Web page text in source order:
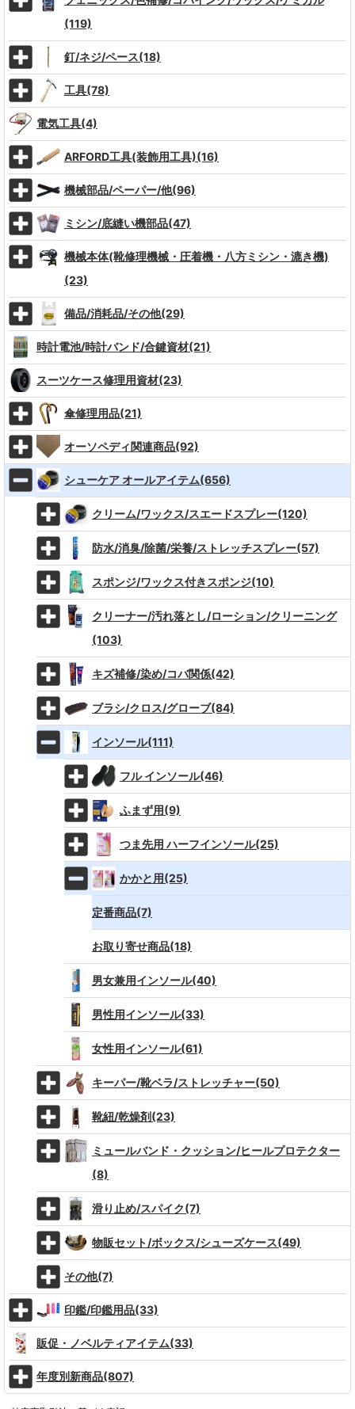
(119)
釘/ネジ/ペース(18)
工具(78)
電気工具(4)
ARFORD工具(装飾用工具)(16)
機械部品/ペーパー/他(96)
ミシン/底縫い機部品(47)
機械本体(靴修理機械・圧着機・八方ミシン・漉き機)
(23)
備品/消耗品/その他(29)
時計電池/時計バンド/合鍵資材(21)
スーツケース修理用資材(23)
傘修理用品(21)
オーソペディ関連商品(92)
シューケア オールアイテム(656)
クリーム/ワックス/スエードスプレー(120)
防水/消臭/除菌/栄養/ストレッチスプレー(57)
スポンジ/ワックス付きスポンジ(10)
クリーナー/汚れ落とし/ローション/クリーニング
(103)
キズ補修/染め/コバ関係(42)
ブラシ/クロス/グローブ(84)
インソール(111)
フル インソール(46)
ふまず用(9)
つま先用 ハーフインソール(25)
かかと用(25)
定番商品(7)
お取り寄せ商品(18)
男女兼用インソール(40)
男性用インソール(33)
女性用インソール(61)
キーパー/靴ベラ/ストレッチャー(50)
靴紐/乾燥剤(23)
ミュールバンド・クッション/ヒールプロテクター
(8)
滑り止め/スパイク(7)
物販セット/ボックス/シューズケース(49)
その他(7)
印鑑/印鑑用品(33)
販促・ノベルティアイテム(33)
年度別新商品(807)